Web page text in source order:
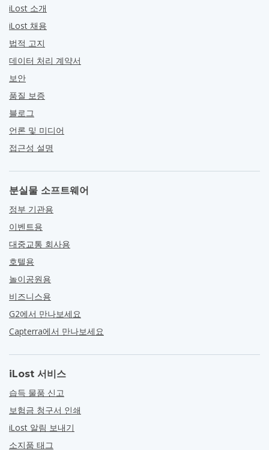
iLost 소개
iLost 채용
법적 고지
데이터 처리 계약서
보안
품질 보증
블로그
언론 및 미디어
접근성 설명
분실물 소프트웨어
정부 기관용
이벤트용
대중교통 회사용
호텔용
놀이공원용
비즈니스용
G2에서 만나보세요
Capterra에서 만나보세요
iLost 서비스
습득 물품 신고
보험금 청구서 인쇄
iLost 알림 보내기
소지품 태그